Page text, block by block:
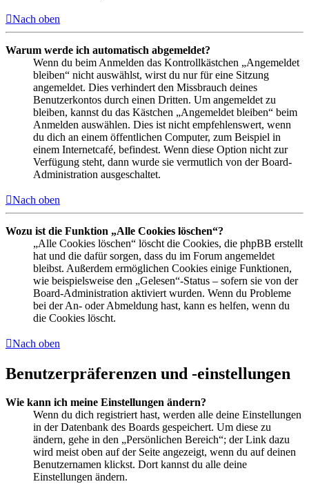
Nach oben
Warum werde ich automatisch abgemeldet?
Wenn du beim Anmelden das Kontrollkästchen „Angemeldet
bleiben“ nicht auswählst, wirst du nur für eine Sitzung
angemeldet. Dies verhindert den Missbrauch deines
Benutzerkontos durch einen Dritten. Um angemeldet zu
bleiben, kannst du das Kästchen „Angemeldet bleiben“ beim
Anmelden auswählen. Dies ist nicht empfehlenswert, wenn
du dich an einem öffentlichen Computer, zum Beispiel in
einem Internetcafé, befindest. Wenn diese Option nicht zur
Verfügung steht, dann wurde sie vermutlich von der Board-
Administration ausgeschaltet.
Nach oben
Wozu ist die Funktion „Alle Cookies löschen“?
„Alle Cookies löschen“ löscht die Cookies, die phpBB erstellt
hat und die dafür sorgen, dass du im Forum angemeldet
bleibst. Außerdem ermöglichen Cookies einige Funktionen,
wie beispielsweise den „Gelesen“-Status – sofern sie von der
Board-Administration aktiviert wurden. Wenn du Probleme
bei der An- oder Abmeldung hast, kann es helfen, wenn du
die Cookies löscht.
Nach oben
Benutzerpräferenzen und -einstellungen
Wie kann ich meine Einstellungen ändern?
Wenn du dich registriert hast, werden alle deine Einstellungen
in der Datenbank des Boards gespeichert. Um diese zu
ändern, gehe in den „Persönlichen Bereich“; der Link dazu
wird meist oben auf der Seite angezeigt, wenn du auf deinen
Benutzernamen klickst. Dort kannst du alle deine
Einstellungen ändern.